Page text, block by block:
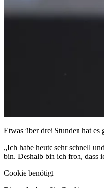
Etwas über drei Stunden hat
„Ich habe heute sehr schnell
bin. Deshalb bin ich froh, dass
Cookie benötigt